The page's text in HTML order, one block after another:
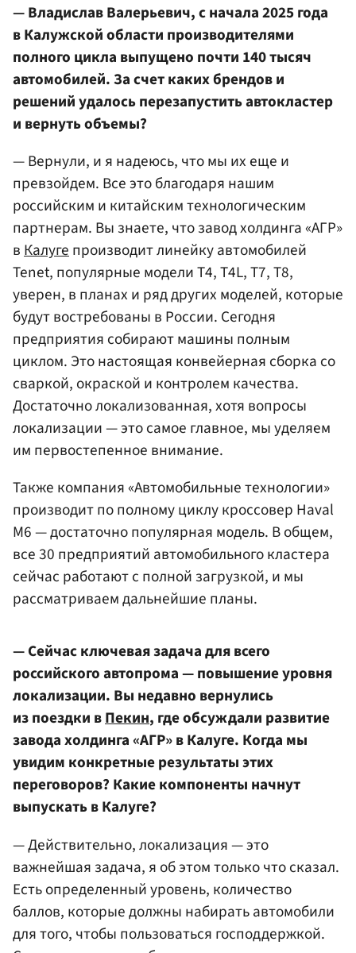
— Владислав Валерьевич, с начала 2025 года
в Калужской области производителями
полного цикла выпущено почти 140 тысяч
автомобилей. За счет каких брендов и
решений удалось перезапустить автокластер
и вернуть объемы?
— Вернули, и я надеюсь, что мы их еще и
превзойдем. Все это благодаря нашим
российским и китайским технологическим
партнерам. Вы знаете, что завод холдинга «АГР»
вКалугепроизводит линейку автомобилей
Tenet, популярные модели Т4, T4L, Т7, Т8,
уверен, в планах и ряд других моделей, которые
будут востребованы в России. Сегодня
предприятия собирают машины полным
циклом. Это настоящая конвейерная сборка со
сваркой, окраской и контролем качества.
Достаточно локализованная, хотя вопросы
локализации — это самое главное, мы уделяем
им первостепенное внимание.
Также компания «Автомобильные технологии»
производит по полному циклу кроссовер Haval
М6 — достаточно популярная модель. В общем,
все 30 предприятий автомобильного кластера
сейчас работают с полной загрузкой, и мы
рассматриваем дальнейшие планы.
— Сейчас ключевая задача для всего
российского автопрома — повышение уровня
локализации. Вы недавно вернулись
из поездки вПекин, где обсуждали развитие
завода холдинга «АГР» в Калуге. Когда мы
увидим конкретные результаты этих
переговоров? Какие компоненты начнут
выпускать в Калуге?
— Действительно, локализация — это
важнейшая задача, я об этом только что сказал.
Есть определенный уровень, количество
баллов, которые должны набирать автомобили
для того, чтобы пользоваться господдержкой.